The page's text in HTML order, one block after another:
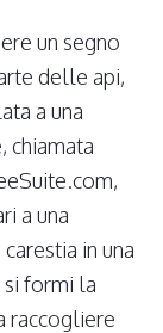
un segno
delle api,
a una
chiamata
a una
in una
si formi la
raccogliere